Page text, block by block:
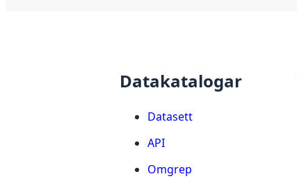
Datakatalogar
Datasett
API
Omgrep